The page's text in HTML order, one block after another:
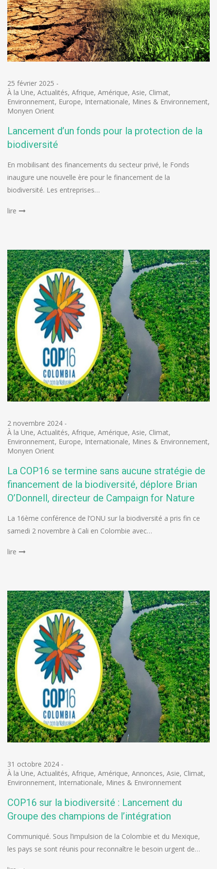
25 février 2025 -
À la Une, Actualités, Afrique, Amérique, Asie, Climat,
Environnement, Europe, Internationale, Mines & Environnement,
Monyen Orient
Lancement d’un fonds pour la protection de la
biodiversité
En mobilisant des financements du secteur privé, le Fonds
inaugure une nouvelle ère pour le financement de la
biodiversité. Les entreprises…
lire
2 novembre 2024 -
À la Une, Actualités, Afrique, Amérique, Asie, Climat,
Environnement, Europe, Internationale, Mines & Environnement,
Monyen Orient
La COP16 se termine sans aucune stratégie de
financement de la biodiversité, déplore Brian
O’Donnell, directeur de Campaign for Nature
La 16ème conférence de l’ONU sur la biodiversité a pris fin ce
samedi 2 novembre à Cali en Colombie avec…
lire
31 octobre 2024 -
À la Une, Actualités, Afrique, Amérique, Annonces, Asie, Climat,
Environnement, Internationale, Mines & Environnement
COP16 sur la biodiversité : Lancement du
Groupe des champions de l’intégration
Communiqué. Sous l’impulsion de la Colombie et du Mexique,
les pays se sont réunis pour reconnaître le besoin urgent de…